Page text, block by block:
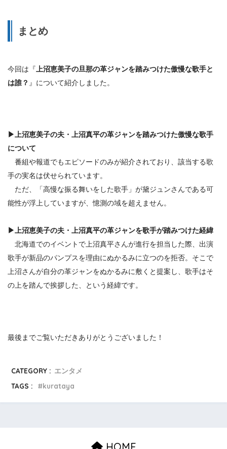
まとめ
今回は『 上沼恵美子の旦那の革ジャンを踏みつけた傲慢な歌手と
は誰？ 』について紹介しました。
▶ 上沼恵美子の夫・上沼真平の革ジャンを踏みつけた傲慢な歌手
について
番組や報道でもエピソードのみが紹介されており、該当する歌
手の実名は伏せられています。
ただ、「高慢な振る舞いをした歌手」が黛ジュンさんである可
能性が浮上していますが、憶測の域を超えません。
▶ 上沼恵美子の夫・上沼真平の革ジャンを歌手が踏みつけた経緯
北海道でのイベントで上沼真平さんが進行を担当した際、出演
歌手が新品のパンプスを理由にぬかるみに立つのを拒否。そこで
上沼さんが自分の革ジャンをぬかるみに敷くと提案し、歌手はそ
の上を踏んで挨拶した、という経緯です。
最後までご覧いただきありがとうございました！
CATEGORY : エンタメ
TAGS :
kurataya